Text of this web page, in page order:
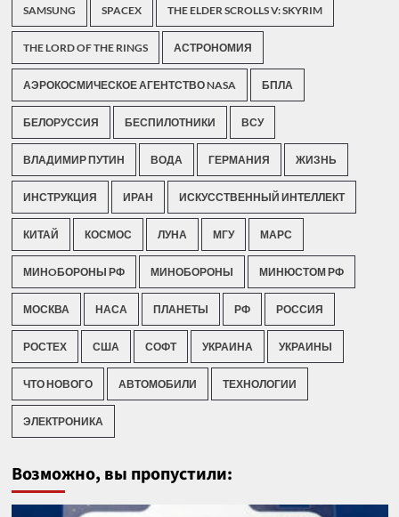
SAMSUNG SPACEX THE ELDER SCROLLS V: SKYRIM
THE LORD OF THE RINGS АСТРОНОМИЯ
АЭРОКОСМИЧЕСКОЕ АГЕНТСТВО NASA БПЛА
БЕЛОРУССИЯ БЕСПИЛОТНИКИ ВСУ
ВЛАДИМИР ПУТИН ВОДА ГЕРМАНИЯ ЖИЗНЬ
ИНСТРУКЦИЯ ИРАН ИСКУССТВЕННЫЙ ИНТЕЛЛЕКТ
КИТАЙ КОСМОС ЛУНА МГУ МАРС
МИНOБОРОНЫ РФ МИНОБОРОНЫ МИНЮСТОМ РФ
МОСКВА НАСА ПЛАНЕТЫ РФ РОССИЯ
РОСТЕХ США СОФТ УКРАИНА УКРАИНЫ
ЧТО НОВОГО АВТОМОБИЛИ ТЕХНОЛОГИИ
ЭЛЕКТРОНИКА
Возможно, вы пропустили: